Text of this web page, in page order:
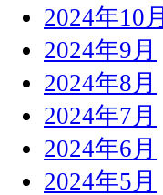
2024年10月
2024年9月
2024年8月
2024年7月
2024年6月
2024年5月